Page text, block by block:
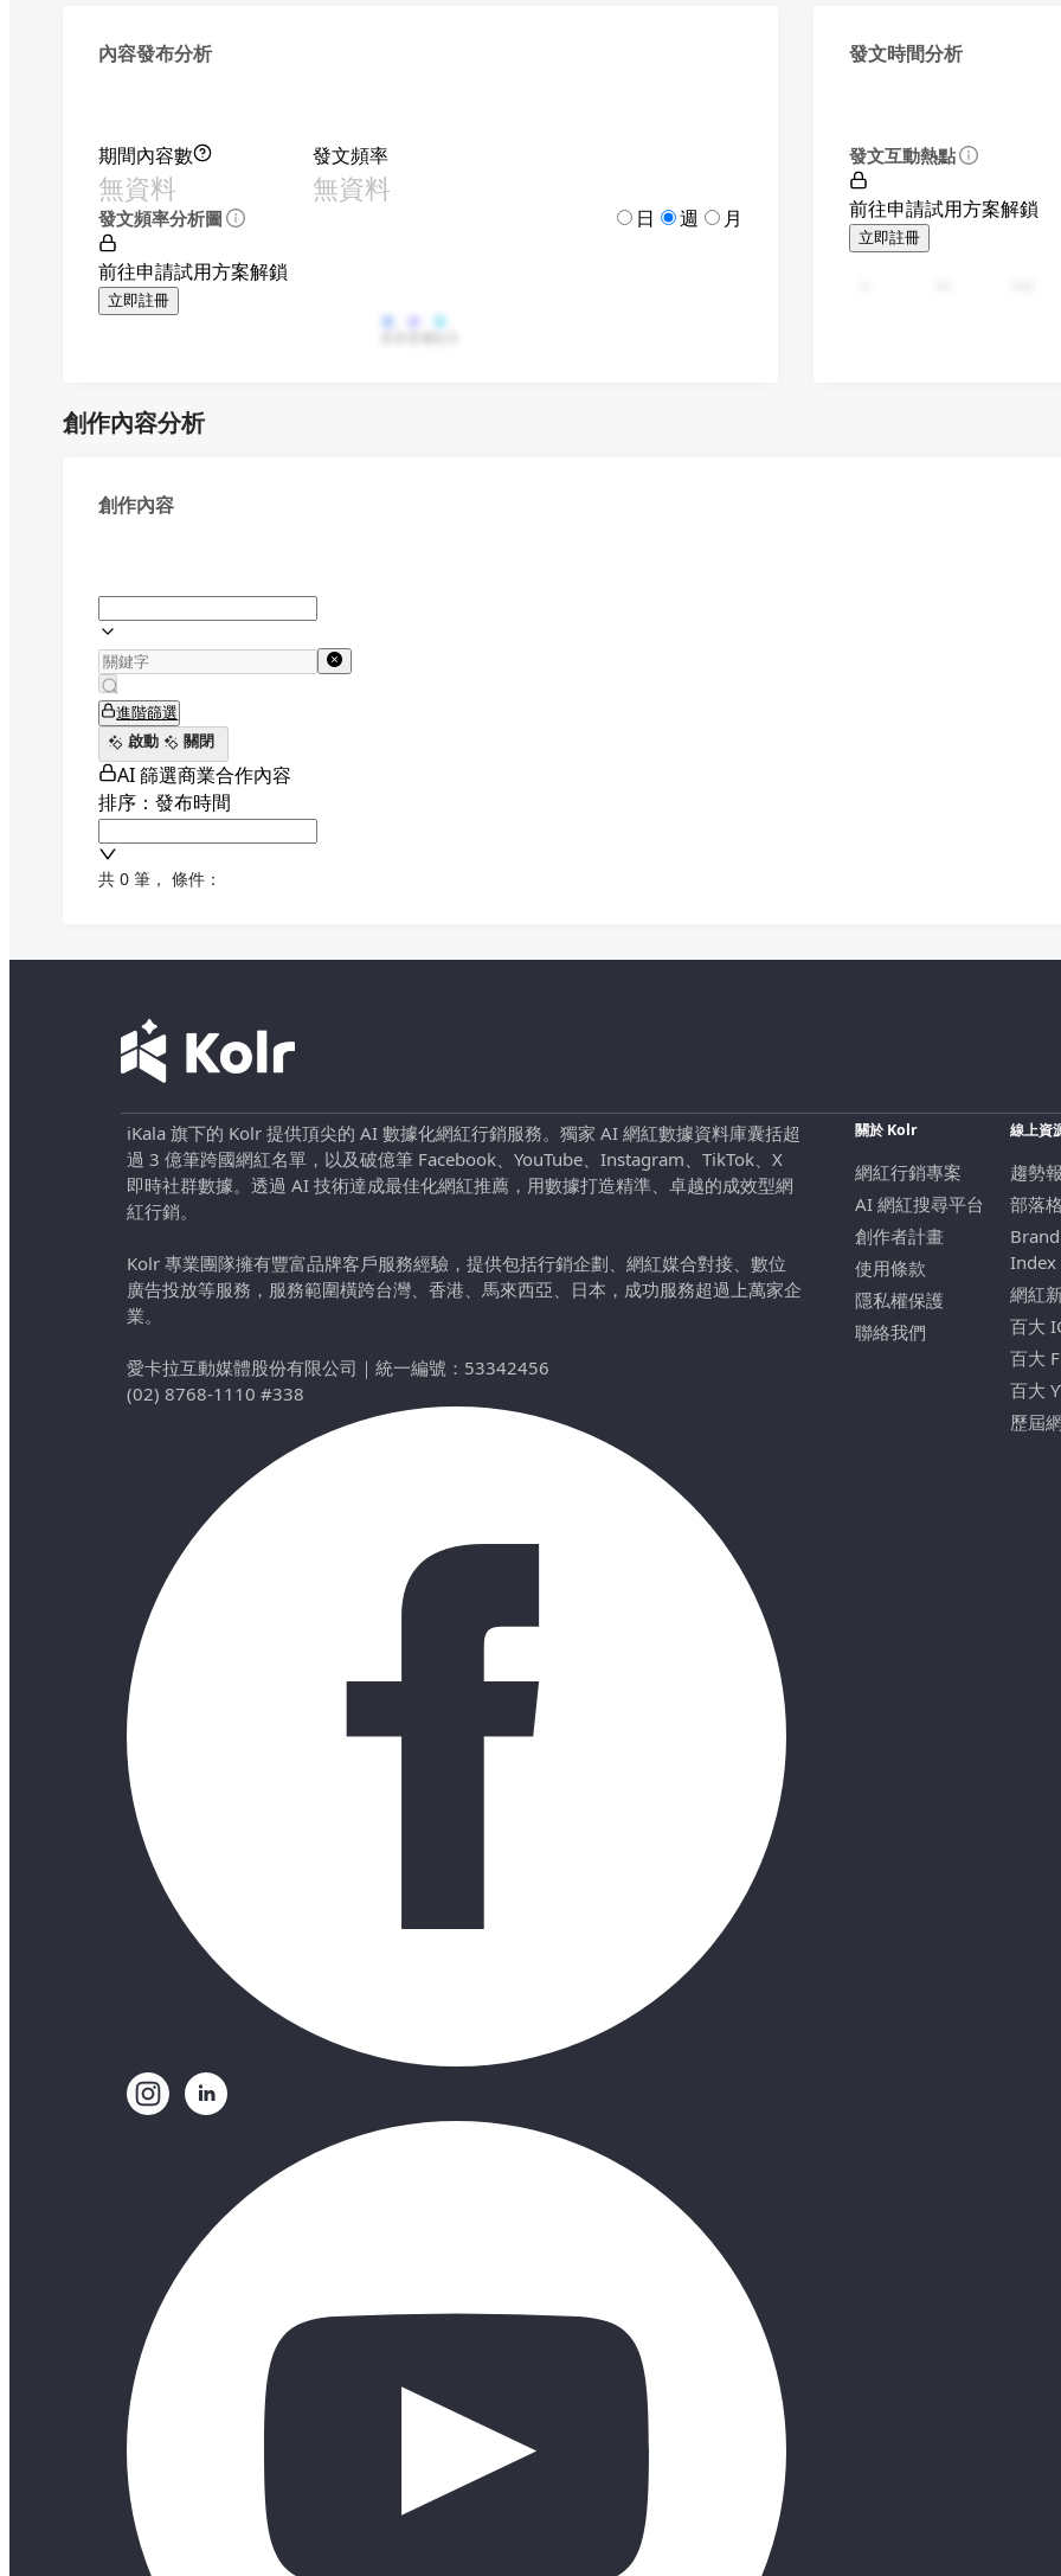
內容發布分析
期間內容數
無資料
發文頻率
無資料
發文頻率分析圖 日 週 月
前往申請試用方案解鎖
立即註冊
發文時間分析
發文互動熱點
前往申請試用方案解鎖
立即註冊
創作內容分析
創作內容
進階篩選
啟動
關閉
AI 篩選商業合作內容
排序：發布時間
共 0 筆 ， 條件：
iKala 旗下的 Kolr 提供頂尖的 AI 數據化網紅行銷服務。獨家 AI 網紅數據資料庫囊括超
過 3 億筆跨國網紅名單，以及破億筆 Facebook、YouTube、Instagram、TikTok、X
即時社群數據。透過 AI 技術達成最佳化網紅推薦，用數據打造精準、卓越的成效型網
紅行銷。
Kolr 專業團隊擁有豐富品牌客戶服務經驗，提供包括行銷企劃、網紅媒合對接、數位
廣告投放等服務，服務範圍橫跨台灣、香港、馬來西亞、日本，成功服務超過上萬家企
業。
愛卡拉互動媒體股份有限公司 ｜ 統一編號：53342456
(02) 8768-1110 #338
關於 Kolr
網紅行銷專案
AI 網紅搜尋平台
創作者計畫
使用條款
隱私權保護
聯絡我們
線上資
趨勢
部落格
Index
網紅
百大
百大
百大
歷屆